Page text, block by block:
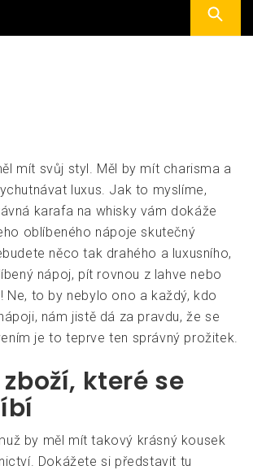
mít svůj styl. Měl by mít charisma a
luxus. Jak to myslíme,
karafa na whisky vám dokáže
oblíbeného nápoje skutečný
něco tak drahého a luxusního,
nápoj, pít rovnou z lahve nebo
Ne, to by nebylo ono a každý, kdo
nám jistě dá za pravdu, že se
je to teprve ten správný prožitek.
které se
by měl mít takový krásný kousek
Dokážete si představit tu